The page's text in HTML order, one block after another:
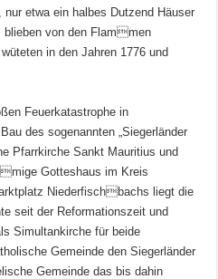
etwa ein halbes Dutzend Häuser
von den Flammen
in den Jahren 1776 und
Feuerkatastrophe in
des sogenannten „Siegerländer
Pfarrkirche Sankt Mauritius und
Gotteshaus im Kreis
Niederfischbachs liegt die
seit der Reformationszeit und
Simultankirche für beide
Gemeinde den Siegerländer
Gemeinde das bis dahin